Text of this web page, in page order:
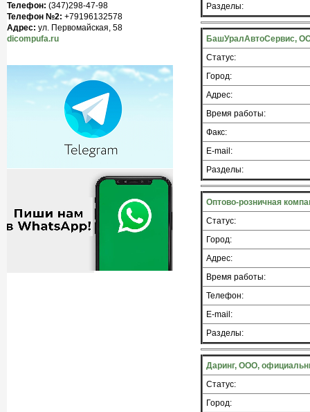
Разделы:
БашУралАвтоСервис,
Статус:
Город:
Адрес:
Время работы:
Факс:
E-mail:
Разделы:
Оптово-розничная
Статус:
Город:
Адрес:
Время работы:
Телефон:
E-mail:
Разделы:
Даринг, ООО,
Статус:
Город:
Телефон: (347)298-47-98
Телефон №2: +79196132578
Адрес: ул. Первомайская, 58
dicompufa.ru